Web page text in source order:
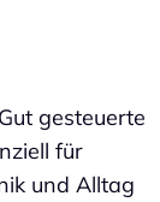
gesteuerte
für
und Alltag